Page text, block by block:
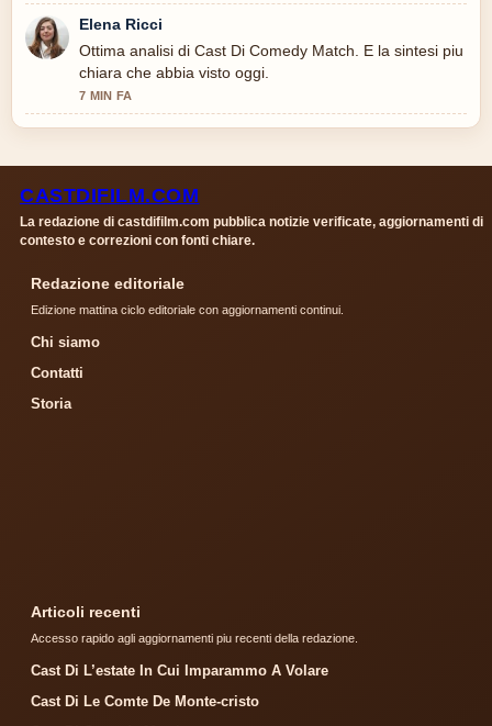
Elena Ricci
Ottima analisi di Cast Di Comedy Match. E la sintesi piu
chiara che abbia visto oggi.
7 MIN FA
CASTDIFILM.COM
La redazione di castdifilm.com pubblica notizie verificate, aggiornamenti di
contesto e correzioni con fonti chiare.
Redazione editoriale
Edizione mattina ciclo editoriale con aggiornamenti continui.
Chi siamo
Contatti
Storia
Articoli recenti
Accesso rapido agli aggiornamenti piu recenti della redazione.
Cast Di L’estate In Cui Imparammo A Volare
Cast Di Le Comte De Monte-cristo